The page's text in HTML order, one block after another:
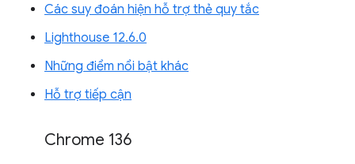
Các suy đoán hiện hỗ trợ thẻ quy tắc
Lighthouse 12.6.0
Những điểm nổi bật khác
Hỗ trợ tiếp cận
Chrome 136